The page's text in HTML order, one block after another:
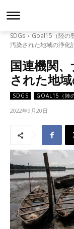
SDGs Goal15（陸の
汚染された地域の浄化
国連機関
された地
SDGS GOAL15（陸
2022年9月20日